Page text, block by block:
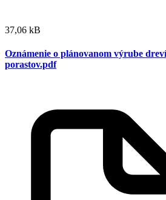
37,06 kB
Oznámenie o plánovanom výrube
porastov.pdf